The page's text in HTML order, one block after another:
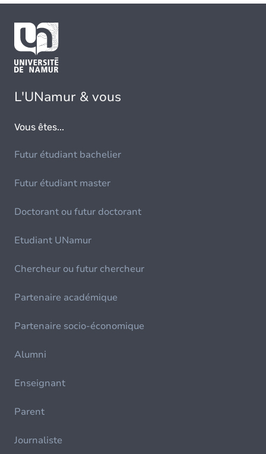
L'UNamur & vous
Vous êtes...
Futur étudiant bachelier
Futur étudiant master
Doctorant ou futur doctorant
Etudiant UNamur
Chercheur ou futur chercheur
Partenaire académique
Partenaire socio-économique
Alumni
Enseignant
Parent
Journaliste